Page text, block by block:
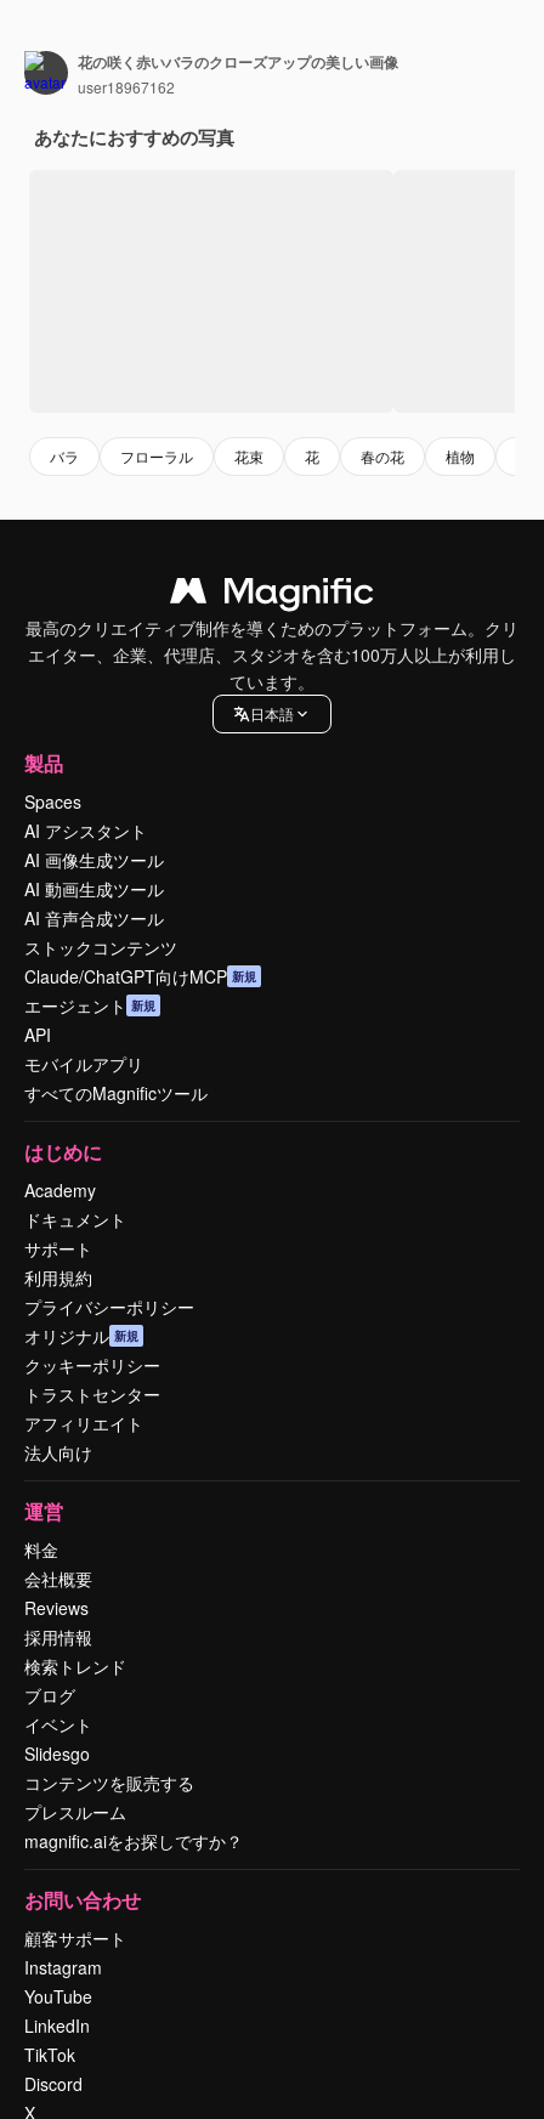
花の咲く赤いバラのクローズアップの美しい画像
user18967162
あなたにおすすめの写真
バラ フローラル 花束 花 春の花 植物
最高のクリエイティブ制作を導くためのプラットフォーム。クリ
エイター、企業、代理店、スタジオを含む100万人以上が利用し
ています。
日本語
製品
Spaces
AI アシスタント
AI 画像生成ツール
AI 動画生成ツール
AI 音声合成ツール
ストックコンテンツ
Claude/ChatGPT向けMCP 新規
エージェント 新規
API
モバイルアプリ
すべてのMagnificツール
はじめに
Academy
ドキュメント
サポート
利用規約
プライバシーポリシー
オリジナル 新規
クッキーポリシー
トラストセンター
アフィリエイト
法人向け
運営
料金
会社概要
Reviews
採用情報
検索トレンド
ブログ
イベント
Slidesgo
コンテンツを販売する
プレスルーム
magnific.aiをお探しですか？
お問い合わせ
顧客サポート
Instagram
YouTube
LinkedIn
TikTok
Discord
X